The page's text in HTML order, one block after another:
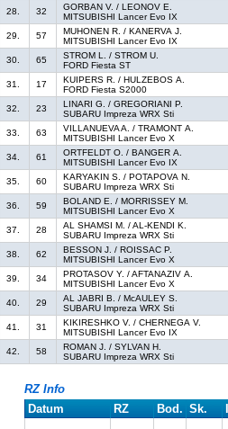
28.
32
GORBAN V. / LEONOV E.
MITSUBISHI Lancer Evo IX
29.
57
MUHONEN R. / KANERVA J.
MITSUBISHI Lancer Evo IX
30.
65
STROM L. / STROM U.
FORD Fiesta ST
31.
17
KUIPERS R. / HULZEBOS A.
FORD Fiesta S2000
32.
23
LINARI G. / GREGORIANI P.
SUBARU Impreza WRX Sti
33.
63
VILLANUEVA A. / TRAMONT A.
MITSUBISHI Lancer Evo X
34.
61
ORTFELDT O. / BANGER A.
MITSUBISHI Lancer Evo IX
35.
60
KARYAKIN S. / POTAPOVA N.
SUBARU Impreza WRX Sti
36.
59
BOLAND E. / MORRISSEY M.
MITSUBISHI Lancer Evo X
37.
28
AL SHAMSI M. / AL-KENDI K.
SUBARU Impreza WRX Sti
38.
62
BESSON J. / ROISSAC P.
MITSUBISHI Lancer Evo X
39.
34
PROTASOV Y. / AFTANAZIV A.
MITSUBISHI Lancer Evo X
40.
29
AL JABRI B. / McAULEY S.
SUBARU Impreza WRX Sti
41.
31
KIKIRESHKO V. / CHERNEGA V.
MITSUBISHI Lancer Evo IX
42.
58
ROMAN J. / SYLVAN H.
SUBARU Impreza WRX Sti
RZ Info
Datum
RZ Bod. Sk.